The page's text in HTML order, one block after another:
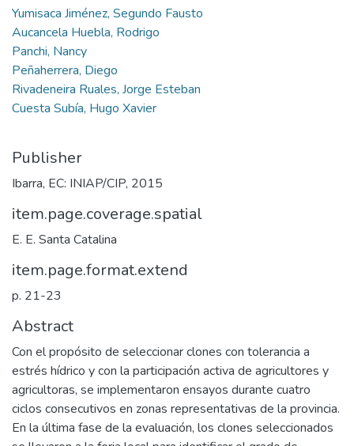
Yumisaca Jiménez, Segundo Fausto
Aucancela Huebla, Rodrigo
Panchi, Nancy
Peñaherrera, Diego
Rivadeneira Ruales, Jorge Esteban
Cuesta Subía, Hugo Xavier
Publisher
Ibarra, EC: INIAP/CIP, 2015
item.page.coverage.spatial
E. E. Santa Catalina
item.page.format.extend
p. 21-23
Abstract
Con el propósito de seleccionar clones con tolerancia a
estrés hídrico y con la participación activa de agricultores y
agricultoras, se implementaron ensayos durante cuatro
ciclos consecutivos en zonas representativas de la provincia.
En la última fase de la evaluación, los clones seleccionados